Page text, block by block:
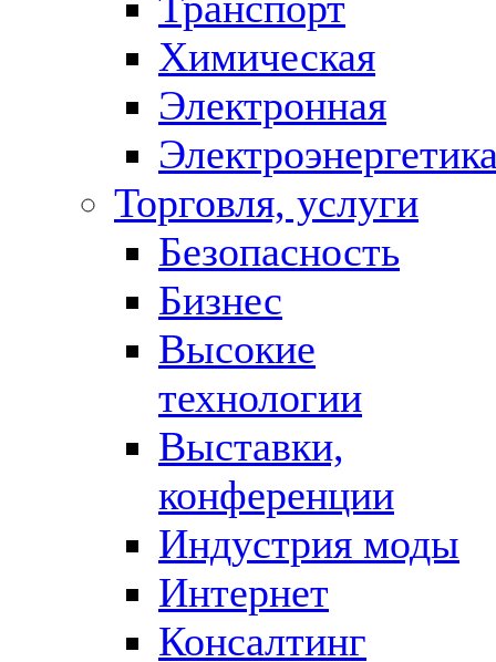
Химическая
Электронная
Торговля, услуги
Безопасность
Бизнес
Высокие
технологии
Выставки,
конференции
Индустрия моды
Интернет
Консалтинг